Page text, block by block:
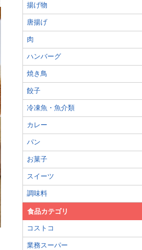
揚げ物
唐揚げ
肉
ハンバーグ
焼き鳥
餃子
冷凍魚・魚介類
カレー
パン
お菓子
スイーツ
調味料
食品カテゴリ
コストコ
業務スーパー